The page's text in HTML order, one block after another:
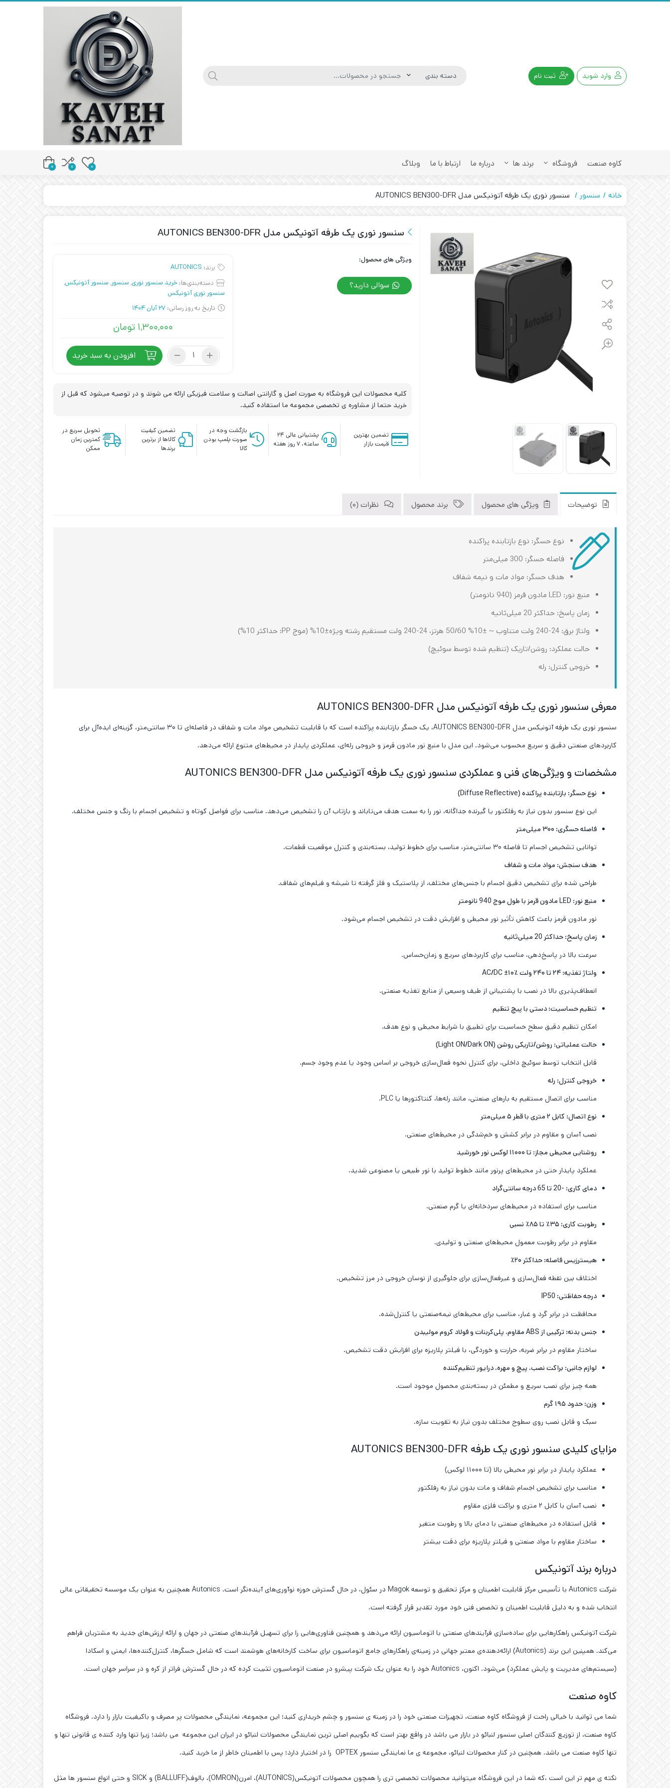
وارد شوید ثبت نام
کاوه صنعت فروشگاه برند ها درباره ما ارتباط با ما وبلاگ 0
0
0
خانه سنسور سنسور نوری یک طرفه آتونیکس مدل AUTONICS BEN300-DFR
سنسور نوری یک طرفه آتونیکس مدل AUTONICS BEN300-DFR
ویژگی های محصول:
سوالی دارید؟
برند: AUTONICS
دسته‌بندی‌ها: خرید سنسور نوری, سنسور, سنسور آتونیکس,
سنسور نوری آتونیکس
تاریخ به روز رسانی: 27 آبان 1404
۱,۳۰۰,۰۰۰ تومان
سنسور
آتونیکس
BEN300-
DFR
عدد
افزودن به سبد خرید
کلیه محصولات این فروشگاه به صورت اصل و گارانتی اصالت و سلامت فیزیکی ارائه می شوند و در توصیه میشود که قبل از
خرید حتما از مشاوره ی تخصصی مجموعه ما استفاده کنید.
تضمین بهترین
قیمت بازار
پشتیبانی عالی ۲۴
ساعته، ۷ روز هفته
بازگشت وجه در
صورت پلمپ بودن
کالا
تضمین کیفیت
کالاها از برترین
برندها
تحویل سریع در
کمترین زمان
ممکن
توضیحات ویژگی های محصول برند محصول نظرات (0)
نوع حسگر: نوع بازتابنده پراکنده
فاصله حسگر: 300 میلی‌متر
هدف حسگر: مواد مات و نیمه شفاف
منبع نور: LED مادون قرمز (940 نانومتر)
زمان پاسخ: حداکثر 20 میلی‌ثانیه
ولتاژ برق: 24-240 ولت متناوب ~ ±10% 50/60 هرتز، 24-240 ولت مستقیم رشته ویژه±10% (موج PP: حداکثر 10%)
حالت عملکرد: روشن/تاریک (تنظیم شده توسط سوئیچ)
خروجی کنترل: رله
معرفی سنسور نوری یک طرفه آتونیکس مدل AUTONICS BEN300-DFR
سنسور نوری یک طرفه آتونیکس مدل AUTONICS BEN300-DFR، یک حسگر بازتابنده پراکنده است که با قابلیت تشخیص مواد مات و شفاف در فاصله‌ای تا ۳۰ سانتی‌متر، گزینه‌ای ایده‌آل برای
کاربردهای صنعتی دقیق و سریع محسوب می‌شود. این مدل با منبع نور مادون قرمز و خروجی رله‌ای، عملکردی پایدار در محیط‌های متنوع ارائه می‌دهد.
مشخصات و ویژگی‌های فنی و عملکردی سنسور نوری یک طرفه آتونیکس مدل AUTONICS BEN300-DFR
نوع حسگر: بازتابنده پراکنده (Diffuse Reflective)
این نوع سنسور بدون نیاز به رفلکتور یا گیرنده جداگانه، نور را به سمت هدف می‌تاباند و بازتاب آن را تشخیص می‌دهد. مناسب برای فواصل کوتاه و تشخیص اجسام با رنگ و جنس مختلف.
فاصله حسگری: ۳۰۰ میلی‌متر
توانایی تشخیص اجسام تا فاصله ۳۰ سانتی‌متر، مناسب برای خطوط تولید، بسته‌بندی و کنترل موقعیت قطعات.
هدف سنجش: مواد مات و شفاف
طراحی شده برای تشخیص دقیق اجسام با جنس‌های مختلف، از پلاستیک و فلز گرفته تا شیشه و فیلم‌های شفاف.
منبع نور: LED
مادون قرمز با طول موج 940 نانومتر
نور مادون قرمز باعث کاهش تأثیر نور محیطی و افزایش دقت در تشخیص اجسام می‌شود.
زمان پاسخ: حداکثر 20 میلی‌ثانیه
سرعت بالا در پاسخ‌دهی، مناسب برای کاربردهای سریع و زمان‌حساس.
ولتاژ تغذیه: ۲۴ تا ۲۴۰ ولت
۱۰٪
انعطاف‌پذیری بالا در نصب با پشتیبانی از طیف وسیعی از منابع تغذیه صنعتی.
تنظیم حساسیت: دستی با پیچ تنظیم
امکان تنظیم دقیق سطح حساسیت برای تطبیق با شرایط محیطی و نوع هدف.
حالت عملیاتی: روشن/تاریکی روشن (Light ON/Dark ON)
قابل انتخاب توسط سوئیچ داخلی، برای کنترل نحوه فعال‌سازی خروجی بر اساس وجود یا عدم وجود جسم.
خروجی کنترل: رله
مناسب برای اتصال مستقیم به بارهای صنعتی، مانند رله‌ها، کنتاکتورها یا PLC.
نوع اتصال: کابل ۲ متری با قطر ۵ میلی‌متر
نصب آسان و مقاوم در برابر کشش و خم‌شدگی در محیط‌های صنعتی.
روشنایی محیطی مجاز: تا ۱۱۰۰۰ لوکس نور خورشید
عملکرد پایدار حتی در محیط‌های پرنور مانند خطوط تولید با نور طبیعی یا مصنوعی شدید.
دمای کاری: -20 تا 65 درجه سانتی‌گراد
مناسب برای استفاده در محیط‌های سردخانه‌ای یا گرم صنعتی.
رطوبت کاری: ۳۵٪ تا ۸۵٪ نسبی
مقاوم در برابر رطوبت معمول محیط‌های صنعتی و تولیدی.
هیسترزیس فاصله: حداکثر ۲۰٪
اختلاف بین نقطه فعال‌سازی و غیرفعال‌سازی برای جلوگیری از نوسان خروجی در مرز تشخیص.
درجه حفاظتی: IP50
محافظت در برابر گرد و غبار، مناسب برای محیط‌های نیمه‌صنعتی یا کنترل‌شده.
جنس بدنه: ترکیبی از
مقاوم، پلی‌کربنات و فولاد کروم مولیبدن
ساختار مقاوم در برابر ضربه، حرارت و خوردگی، با فیلتر پلاریزه برای افزایش دقت تشخیص.
لوازم جانبی: براکت نصب، پیچ و مهره، درایور تنظیم‌کننده
همه چیز برای نصب سریع و مطمئن در بسته‌بندی محصول موجود است.
وزن: حدود ۱۹۵ گرم
سبک و قابل نصب روی سطوح مختلف بدون نیاز به تقویت سازه.
مزایای کلیدی سنسور نوری یک طرفه AUTONICS BEN300-DFR
عملکرد پایدار در برابر نور محیطی بالا (تا ۱۱۰۰۰ لوکس)
مناسب برای تشخیص اجسام شفاف و مات بدون نیاز به رفلکتور
نصب آسان با کابل ۲ متری و براکت فلزی مقاوم
قابل استفاده در محیط‌های صنعتی با دمای بالا و رطوبت متغیر
ساختار مقاوم با مواد صنعتی و فیلتر پلاریزه برای دقت بیشتر
درباره برند آتونیکس
شرکت Autonics با تأسیس مرکز قابلیت اطمینان و مرکز تحقیق و توسعه Magok در سئول، در حال گسترش حوزه نوآوری‌های آینده‌نگر است. Autonics همچنین به عنوان یک موسسه تحقیقاتی عالی
انتخاب شده و به دلیل قابلیت اطمینان و تخصص فنی خود مورد تقدیر قرار گرفته است.
شرکت آتونیکس راهکارهایی برای ساده‌سازی فرآیندهای صنعتی با اتوماسیون ارائه می‌دهد و همچنین فناوری‌هایی را برای تسهیل فرآیندهای صنعتی در جهان و ارائه ارزش‌های جدید به مشتریان فراهم
می‌کند. همپنین این برند (Autonics) ارائه‌دهنده‌ی معتبر جهانی در زمینه‌ی راهکارهای جامع اتوماسیون برای ساخت کارخانه‌های هوشمند است که شامل حسگرها، کنترل‌کننده‌ها، ایمنی و اسکادا
(سیستم‌های مدیریت و پایش عملکرد) می‌شود. اکنون، Autonics خود را به عنوان یک شرکت پیشرو در صنعت اتوماسیون تثبیت کرده که در حال گسترش فراتر از کره و در سراسر جهان است.
کاوه صنعت
شما می توانید با خیالی راحت از فروشگاه کاوه صنعت، تجهیزات صنعتی خود را در زمینه ی سنسور و چشم خریداری کنید؛ این مجموعه، نمایندگی محصولات پر مصرف و باکیفیت بازار را دارد. فروشگاه
کاوه صنعت، از توزیع کنندگان اصلی سنسور لنبائو در بازار می باشد در واقع بهتر است که بگوییم اصلی ترین نمایندگی محصولات لنبائو در ایران این مجموعه می باشد؛ زیرا تنها وارد کننده ی قانونی تنها و
تنها کاوه صنعت می باشد. همچنین در کنار محصولات لنبائو، مجموعه ی ما نمایندگی سنسور OPTEX را در اختیار دارد؛ پس با اطمینان خاطر از ما خرید کنید.
نکته ی مهم تر این است ،که شما در این فروشگاه میتوانید محصولات تخصصی تری را همچون محصولات آتونیکس(AUTONICS)، امرن(OMRON)، بالوف(BALLUFF) و SICK و حتی انواع سنسور ها مثل